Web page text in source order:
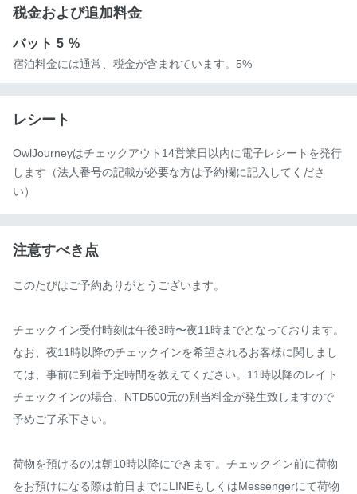
税金および追加料金
バット5 %
宿泊料金には通常、税金が含まれています。5%
レシート
OwlJourneyはチェックアウト14営業日以内に電子レシートを発行
します（法人番号の記載が必要な方は予約欄に記入してくださ
い）
注意すべき点
このたびはご予約ありがとうございます。
チェックイン受付時刻は午後3時〜夜11時までとなっております。
なお、夜11時以降のチェックインを希望されるお客様に関しまし
ては、事前に到着予定時間を教えてください。11時以降のレイト
チェックインの場合、NTD500元の別当料金が発生致しますので
予めご了承下さい。
荷物を預けるのは朝10時以降にできます。チェックイン前に荷物
をお預けになる際は前日までにLINEもしくはMessengerにて荷物